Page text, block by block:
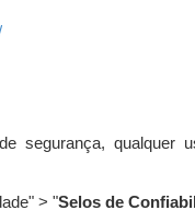
segurança, qualquer
> "Selos de